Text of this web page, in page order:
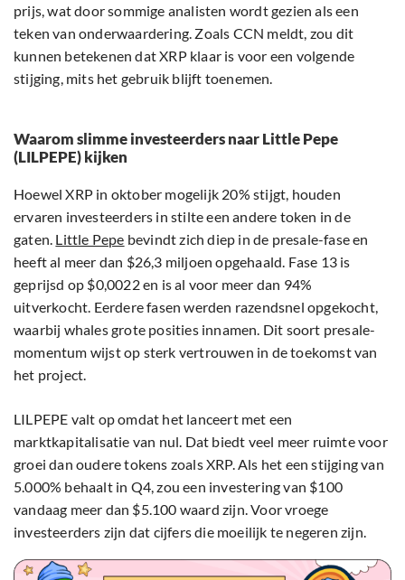
prijs, wat door sommige analisten wordt gezien als een
teken van onderwaardering. Zoals CCN meldt, zou dit
kunnen betekenen dat XRP klaar is voor een volgende
stijging, mits het gebruik blijft toenemen.
Waarom slimme investeerders naar Little Pepe
(LILPEPE) kijken
Hoewel XRP in oktober mogelijk 20% stijgt, houden
ervaren investeerders in stilte een andere token in de
gaten. Little Pepe bevindt zich diep in de presale-fase en
heeft al meer dan $26,3 miljoen opgehaald. Fase 13 is
geprijsd op $0,0022 en is al voor meer dan 94%
uitverkocht. Eerdere fasen werden razendsnel opgekocht,
waarbij whales grote posities innamen. Dit soort presale-
momentum wijst op sterk vertrouwen in de toekomst van
het project.
LILPEPE valt op omdat het lanceert met een
marktkapitalisatie van nul. Dat biedt veel meer ruimte voor
groei dan oudere tokens zoals XRP. Als het een stijging van
5.000% behaalt in Q4, zou een investering van $100
vandaag meer dan $5.100 waard zijn. Voor vroege
investeerders zijn dat cijfers die moeilijk te negeren zijn.